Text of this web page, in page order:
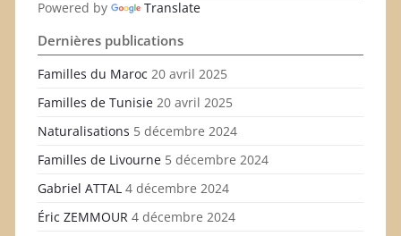
Powered by Translate
Dernières publications
Familles du Maroc 20 avril 2025
Familles de Tunisie 20 avril 2025
Naturalisations 5 décembre 2024
Familles de Livourne 5 décembre 2024
Gabriel ATTAL 4 décembre 2024
Éric ZEMMOUR 4 décembre 2024